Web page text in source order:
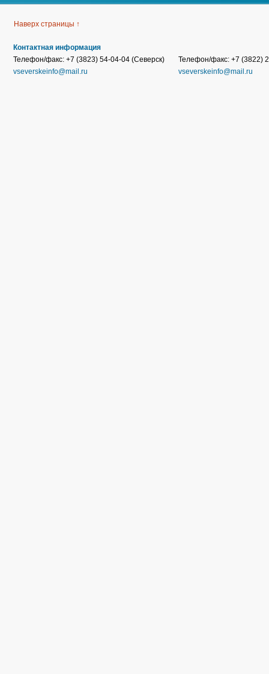
Наверх страницы ↑
Контактная информация
Телефон/факс: +7 (3823) 54-04-04 (Северск)
vseverskeinfo@mail.ru
Телефон/факс: +7 (3822)
vseverskeinfo@mail.ru